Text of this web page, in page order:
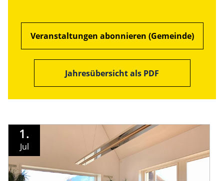
Veranstaltungen abonnieren (Gemeinde)
Jahresübersicht als PDF
1.
Jul